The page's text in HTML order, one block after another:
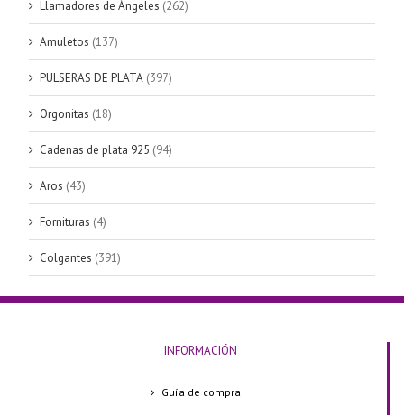
Llamadores de Ángeles (262)
Amuletos (137)
PULSERAS DE PLATA (397)
Orgonitas (18)
Cadenas de plata 925 (94)
Aros (43)
Fornituras (4)
Colgantes (391)
INFORMACIÓN
Guía de compra